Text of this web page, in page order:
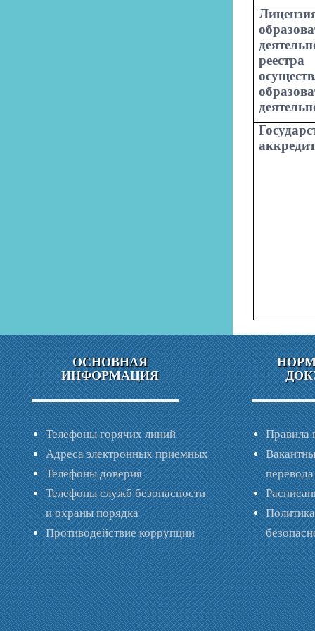
ОСНОВНАЯ
ИНФОРМАЦИЯ
Телефоны горячих линий
Адреса электронных приемных
Телефоны доверия
Телефоны служб безопасности
и охраны порядка
Противодействие коррупции
Правила
перевода